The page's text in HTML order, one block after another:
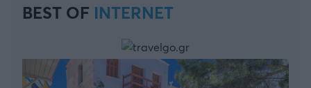
BEST OF INTERNET